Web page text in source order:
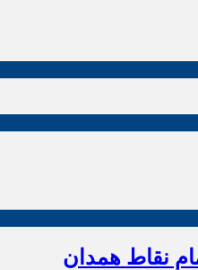
نقاط همدان